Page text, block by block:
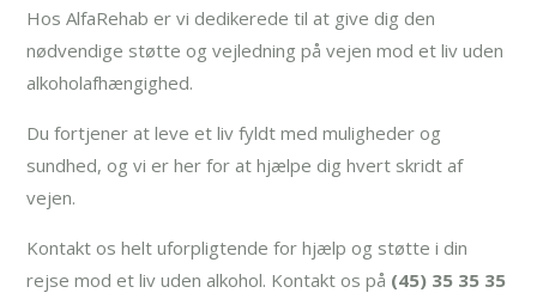
Hos AlfaRehab er vi dedikerede til at give dig den
nødvendige støtte og vejledning på vejen mod et liv uden
alkoholafhængighed.
Du fortjener at leve et liv fyldt med muligheder og
sundhed, og vi er her for at hjælpe dig hvert skridt af
vejen.
Kontakt os helt uforpligtende for hjælp og støtte i din
rejse mod et liv uden alkohol. Kontakt os på (45) 35 35 35